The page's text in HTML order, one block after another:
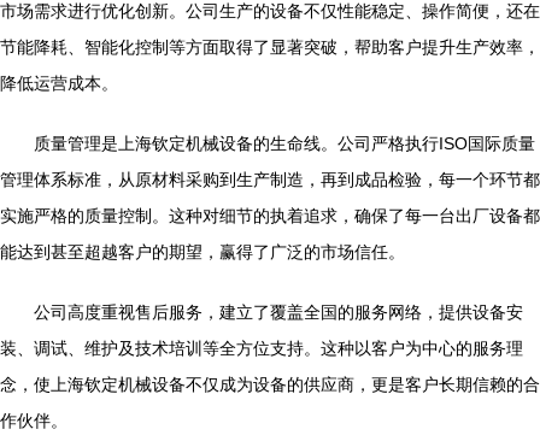
市场需求进行优化创新。公司生产的设备不仅性能稳定、操作简便，还在
节能降耗、智能化控制等方面取得了显著突破，帮助客户提升生产效率，
降低运营成本。
质量管理是上海钦定机械设备的生命线。公司严格执行ISO国际质量
管理体系标准，从原材料采购到生产制造，再到成品检验，每一个环节都
实施严格的质量控制。这种对细节的执着追求，确保了每一台出厂设备都
能达到甚至超越客户的期望，赢得了广泛的市场信任。
公司高度重视售后服务，建立了覆盖全国的服务网络，提供设备安
装、调试、维护及技术培训等全方位支持。这种以客户为中心的服务理
念，使上海钦定机械设备不仅成为设备的供应商，更是客户长期信赖的合
作伙伴。